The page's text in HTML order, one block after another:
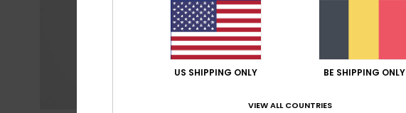
US SHIPPING ONLY BE SHIPPING ONLY
VIEW ALL COUNTRIES